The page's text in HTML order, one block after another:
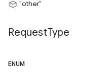
"other"
RequestType
ENUM